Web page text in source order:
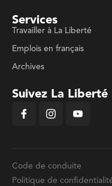
Services
Travailler à La Liberté
Emplois en français
Archives
Suivez La Liberté
Code de conduite
Politique de